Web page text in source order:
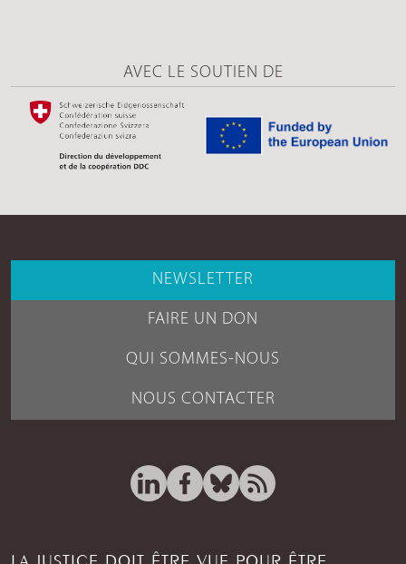
AVEC LE SOUTIEN DE
NEWSLETTER
FAIRE UN DON
QUI SOMMES-NOUS
NOUS CONTACTER
LA JUSTICE DOIT ÊTRE VUE POUR ÊTRE